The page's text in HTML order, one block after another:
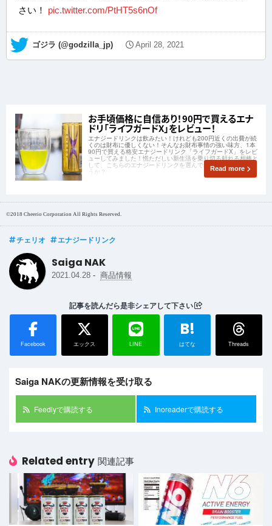
さい！ pic.twitter.com/PtHT5s6nOf
— ゴジラ (@godzilla_jp) April 28, 2021
お手頃価格に自信あり！90円で買えるエナ
ドリ「ライフガードX」をレビュー！
エナジードリンクは飲みたい！けれども200円近くの出費が続
くのは財布に優しくない！そんなお財布事情の強い味方、1本
90円で買える格安エナジードリンク「ライフガードX」をレビ
ューしてみました！慌ただしい新生活を乗り切る頼れる相棒と
して、こちらのエナジードリンクを選んでみてはいかがでしょ
うか？ Read more
©2018 Cheerio Corporation All Rights Reserved.
チェリオ エナジードリンク
Saiga NAK
2021.04.28 - 商品情報
記事を読んだら是非シェアして下さい
Facebook エックス LINE
B!
はてな Threads
Saiga NAKの更新情報を受け取る
Feedlyで購読する Inoreaderで購読する
Related entry 関連記事